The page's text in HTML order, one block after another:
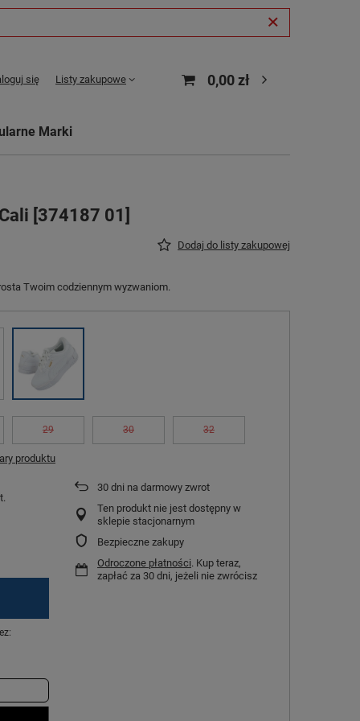
się Listy zakupowe 0,00 zł
Marki
[374187 01]
Dodaj do listy zakupowej
Twoim codziennym wyzwaniom.
29 30 32
produktu
30 dni na darmowy zwrot
Ten produkt nie jest dostępny w
sklepie stacjonarnym
Bezpieczne zakupy
Odroczone płatności. Kup teraz,
zapłać za 30 dni, jeżeli nie zwrócisz